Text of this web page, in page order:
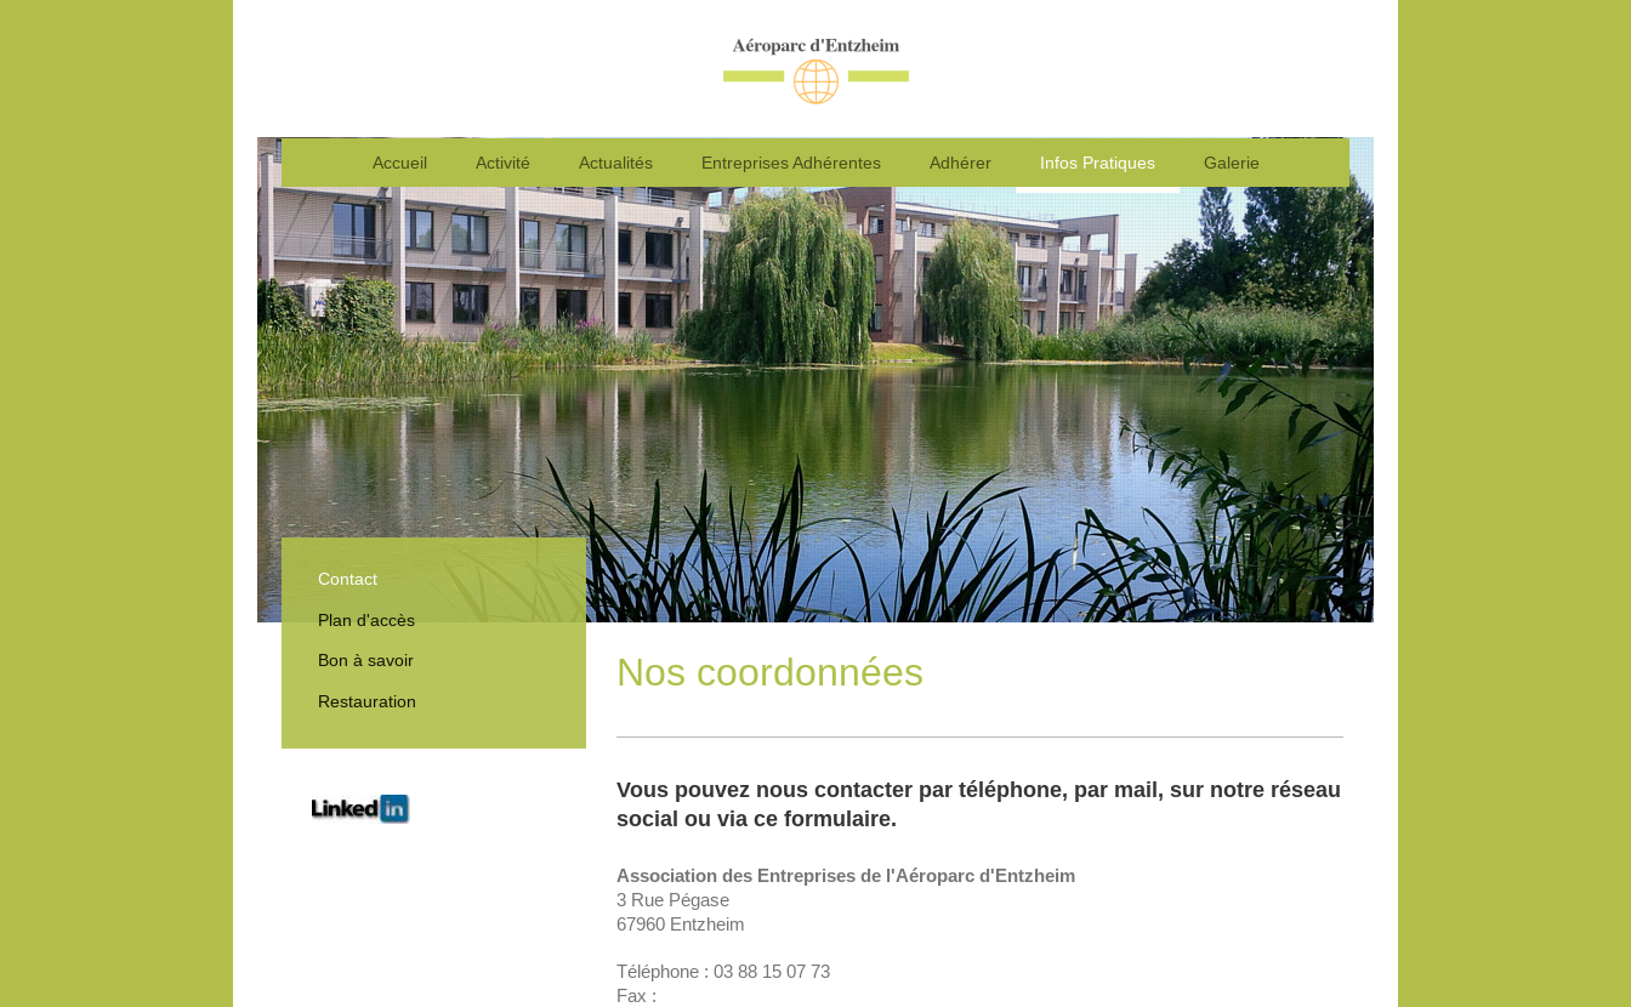
Accueil Activité Actualités Entreprises Adhérentes Adhérer Infos Pratiques Galerie
Nos coordonnées
Vous pouvez nous contacter par téléphone, par mail, sur notre réseau
social ou via ce formulaire.
Association des Entreprises de l'Aéroparc d'Entzheim
3 Rue Pégase
67960 Entzheim
Téléphone : 03 88 15 07 73
Fax :
Contact
Plan d'accès
Bon à savoir
Restauration